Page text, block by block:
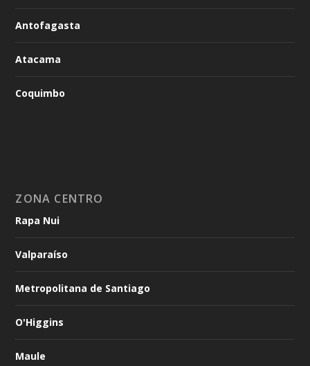
Antofagasta
Atacama
Coquimbo
ZONA CENTRO
Rapa Nui
Valparaíso
Metropolitana de Santiago
O'Higgins
Maule